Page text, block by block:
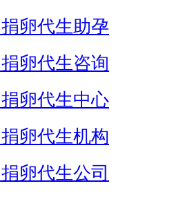
卵代生助孕
卵代生咨询
卵代生中心
卵代生机构
卵代生公司